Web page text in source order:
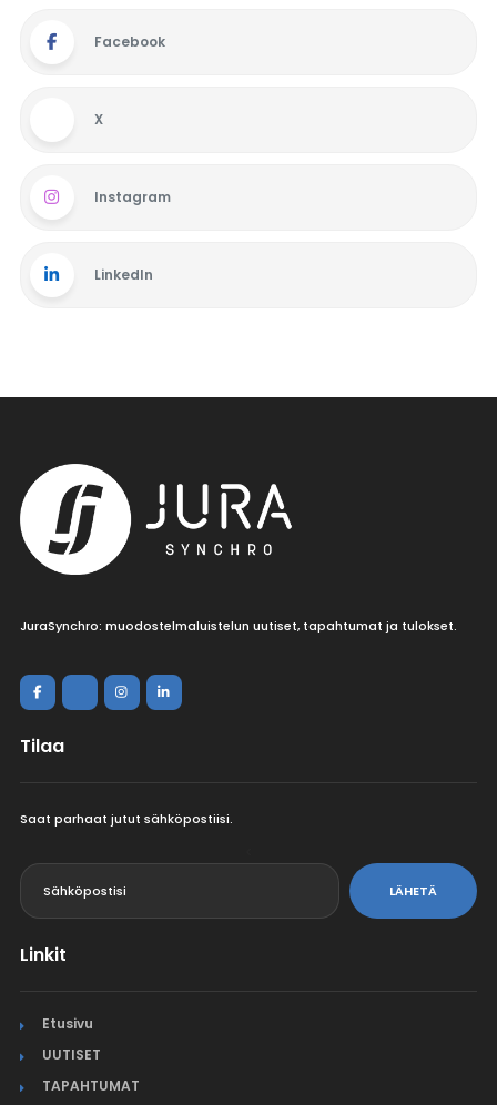
Facebook
X
Instagram
LinkedIn
JuraSynchro: muodostelmaluistelun uutiset, tapahtumat ja tulokset.
Tilaa
Saat parhaat jutut sähköpostiisi.
LÄHETÄ
Linkit
Etusivu
UUTISET
TAPAHTUMAT